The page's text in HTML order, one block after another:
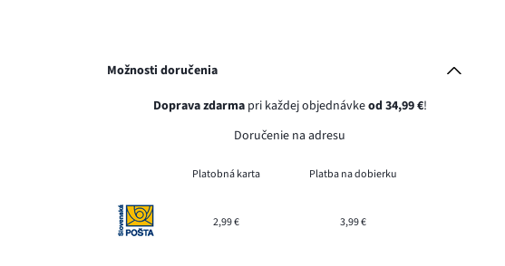
Možnosti doručenia
Doprava zdarmapri každej objednávkeod 34,99 €!
Doručenie na adresu
Platobná karta Platba na dobierku
2,99 € 3,99 €